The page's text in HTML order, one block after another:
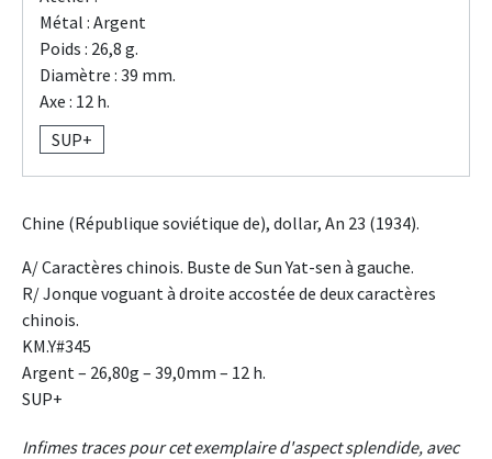
Métal : Argent
Poids : 26,8 g.
Diamètre : 39 mm.
Axe : 12 h.
SUP+
Chine (République soviétique de), dollar, An 23 (1934).
A/ Caractères chinois. Buste de Sun Yat-sen à gauche.
R/ Jonque voguant à droite accostée de deux caractères
chinois.
KM.Y#345
Argent – 26,80g – 39,0mm – 12 h.
SUP+
Infimes traces pour cet exemplaire d'aspect splendide, avec